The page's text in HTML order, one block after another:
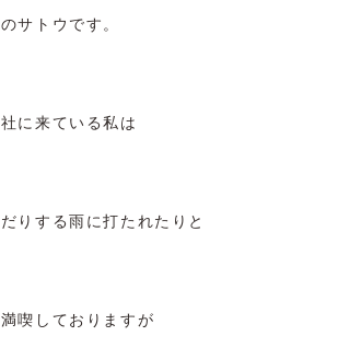
サトウです。
に来ている私は
りする雨に打たれたりと
喫しておりますが